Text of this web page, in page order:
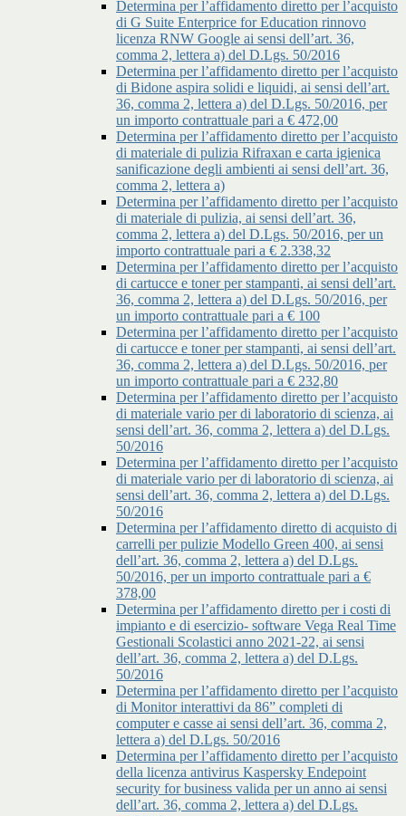
Determina per l’affidamento diretto per l’acquisto
di G Suite Enterprice for Education rinnovo
licenza RNW Google ai sensi dell’art. 36,
comma 2, lettera a) del D.Lgs. 50/2016
Determina per l’affidamento diretto per l’acquisto
di Bidone aspira solidi e liquidi, ai sensi dell’art.
36, comma 2, lettera a) del D.Lgs. 50/2016, per
un importo contrattuale pari a € 472,00
Determina per l’affidamento diretto per l’acquisto
di materiale di pulizia Rifraxan e carta igienica
sanificazione degli ambienti ai sensi dell’art. 36,
comma 2, lettera a)
Determina per l’affidamento diretto per l’acquisto
di materiale di pulizia, ai sensi dell’art. 36,
comma 2, lettera a) del D.Lgs. 50/2016, per un
importo contrattuale pari a € 2.338,32
Determina per l’affidamento diretto per l’acquisto
di cartucce e toner per stampanti, ai sensi dell’art.
36, comma 2, lettera a) del D.Lgs. 50/2016, per
un importo contrattuale pari a € 100
Determina per l’affidamento diretto per l’acquisto
di cartucce e toner per stampanti, ai sensi dell’art.
36, comma 2, lettera a) del D.Lgs. 50/2016, per
un importo contrattuale pari a € 232,80
Determina per l’affidamento diretto per l’acquisto
di materiale vario per di laboratorio di scienza, ai
sensi dell’art. 36, comma 2, lettera a) del D.Lgs.
50/2016
Determina per l’affidamento diretto per l’acquisto
di materiale vario per di laboratorio di scienza, ai
sensi dell’art. 36, comma 2, lettera a) del D.Lgs.
50/2016
Determina per l’affidamento diretto di acquisto di
carrelli per pulizie Modello Green 400, ai sensi
dell’art. 36, comma 2, lettera a) del D.Lgs.
50/2016, per un importo contrattuale pari a €
378,00
Determina per l’affidamento diretto per i costi di
impianto e di esercizio- software Vega Real Time
Gestionali Scolastici anno 2021-22, ai sensi
dell’art. 36, comma 2, lettera a) del D.Lgs.
50/2016
Determina per l’affidamento diretto per l’acquisto
di Monitor interattivi da 86” completi di
computer e casse ai sensi dell’art. 36, comma 2,
lettera a) del D.Lgs. 50/2016
Determina per l’affidamento diretto per l’acquisto
della licenza antivirus Kaspersky Endepoint
security for business valida per un anno ai sensi
dell’art. 36, comma 2, lettera a) del D.Lgs.